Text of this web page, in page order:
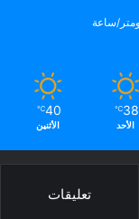
38
℃
الأحد
40
℃
الأثنين
تعليقات